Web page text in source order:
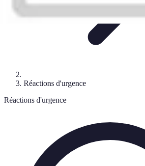
Réactions d'urgence
Réactions d'urgence